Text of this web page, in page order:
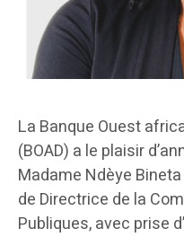
La Banque Ouest
(BOAD) a le plaisir
Madame Ndèye
de Directrice de la
Publiques, avec prise